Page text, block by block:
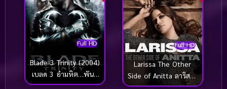
Full HD
Blade 3 Trinity (2004)
เบลด 3 อำมหิต…พันธุ์
อมตะ
Full HD
Larissa The Other
Side of Anitta ลาริสสา
อีกด้านของอนิตต้า